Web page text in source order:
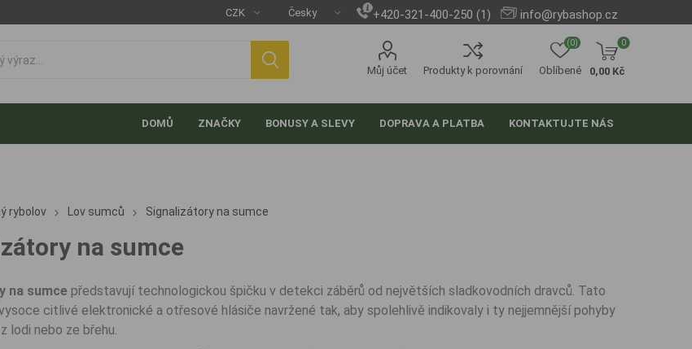
+420-321-400-250 (1) info@rybashop.cz
Můj účet Produkty k porovnání Oblíbené
(0) 0
0,00 Kč
DOMŮ ZNAČKY BONUSY A SLEVY DOPRAVA A PLATBA KONTAKTUJTE NÁS
rybolov Lov sumců Signalizátory na sumce
na sumce
na sumce představují technologickou špičku v detekci záběrů od největších sladkovodních dravců. Tato
citlivé elektronické a otřesové hlásiče navržené tak, aby spolehlivě indikovaly i ty nejjemnější pohyby
lodi nebo ze břehu.